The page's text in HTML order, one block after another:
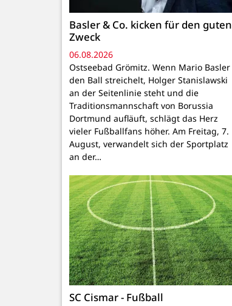
Basler & Co. kicken für den guten
Zweck
06.08.2026
Ostseebad Grömitz. Wenn Mario Basler
den Ball streichelt, Holger Stanislawski
an der Seitenlinie steht und die
Traditionsmannschaft von Borussia
Dortmund aufläuft, schlägt das Herz
vieler Fußballfans höher. Am Freitag, 7.
August, verwandelt sich der Sportplatz
an der…
SC Cismar - Fußball